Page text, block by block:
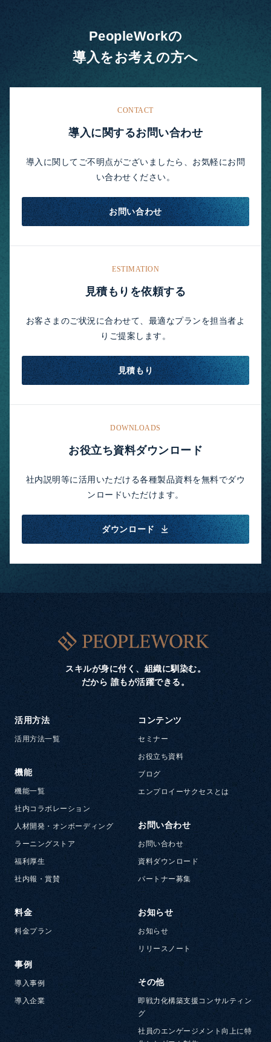
PeopleWorkの
導入をお考えの方へ
CONTACT
導入に関するお問い合わせ
導入に関してご不明点がございましたら、お気軽にお問
い合わせください。
お問い合わせ
ESTIMATION
見積もりを依頼する
お客さまのご状況に合わせて、最適なプランを担当者よ
りご提案します。
見積もり
DOWNLOADS
お役立ち資料ダウンロード
社内説明等に活用いただける各種製品資料を無料でダウ
ンロードいただけます。
ダウンロード
スキルが身に付く、組織に馴染む。
だから 誰もが活躍できる。
活用方法
活用方法一覧
機能
機能一覧
社内コラボレーション
人材開発・オンボーディング
ラーニングストア
福利厚生
社内報・賞賛
料金
料金プラン
事例
導入事例
導入企業
コンテンツ
セミナー
お役立ち資料
ブログ
エンプロイーサクセスとは
お問い合わせ
お問い合わせ
資料ダウンロード
パートナー募集
お知らせ
お知らせ
リリースノート
その他
即戦力化構築支援コンサルティン
グ
社員のエンゲージメント向上に特